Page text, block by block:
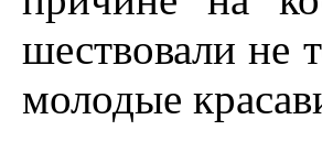
шествовали не
молодые